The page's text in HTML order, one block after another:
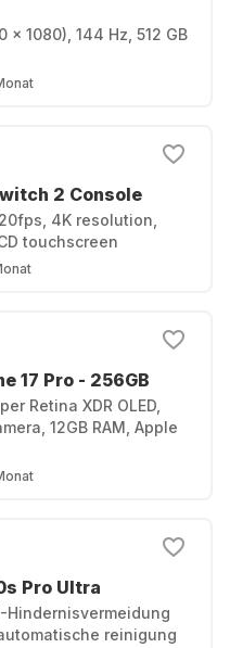
x 1080), 144 Hz, 512 GB
2 Console
4K resolution,
touchscreen
17 Pro - 256GB
Retina XDR OLED,
12GB RAM, Apple
Pro Ultra
Hindernisvermeidung
reinigung